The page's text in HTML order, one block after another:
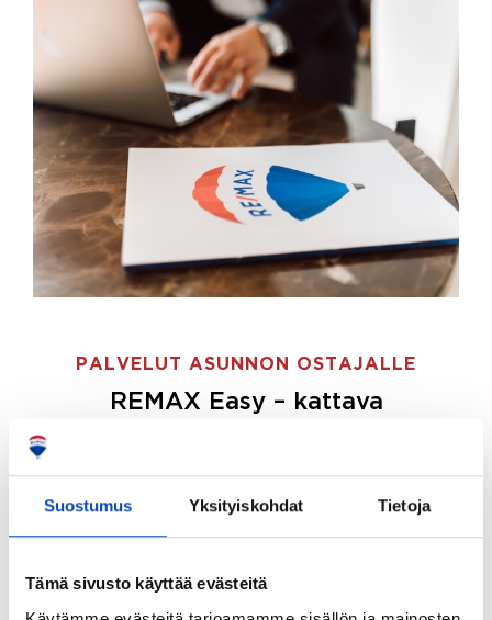
Suostumus Yksityiskohdat Tietoja
Tämä sivusto käyttää evästeitä
PALVELUT ASUNNON OSTAJALLE
REMAX Easy – kattava
ostajille.
Tee ostotoimeksianto ja etsimme juuri